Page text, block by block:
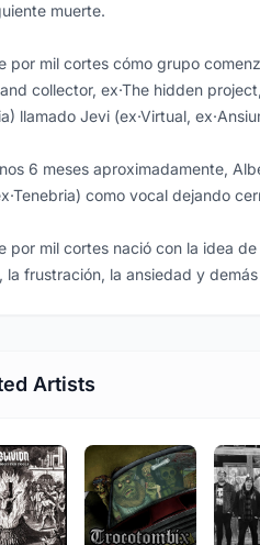
muerte.
por mil cortes cómo grupo
collector, ex·The hidden
llamado Jevi (ex·Virtual,
6 meses aproximadamente,
como vocal dejando
por mil cortes nació con la idea
la frustración, la ansiedad y
Artists